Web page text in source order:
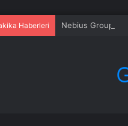
Haberleri Nebius Group